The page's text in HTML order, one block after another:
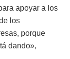
apoyar a los
los
porque
dando»,